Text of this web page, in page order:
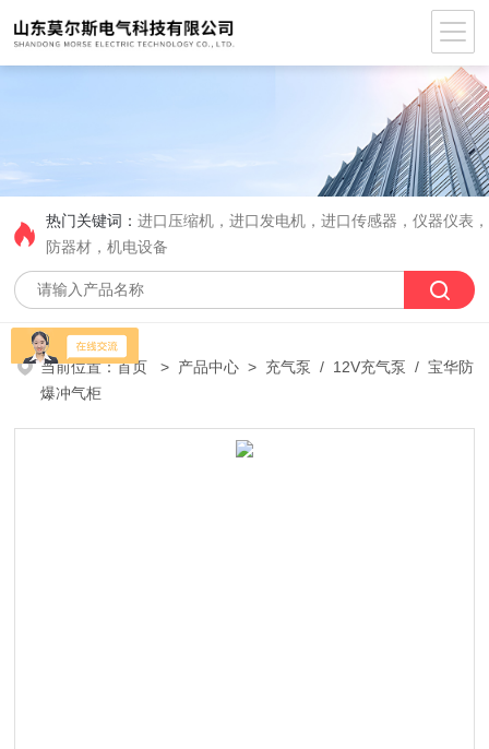
热门关键词：进口压缩机，进口发电机，进口传感器，仪器仪表
防器材，机电设备
当前位置：首页 > 产品中心 > 充气泵 / 12V充气泵 / 宝华防
爆冲气柜